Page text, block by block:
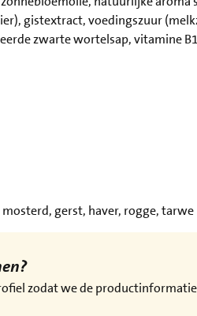
gistextract, voedingszuur
zwarte wortelsap, vitamine B12,
gerst, haver, rogge, tarwe
zodat we de